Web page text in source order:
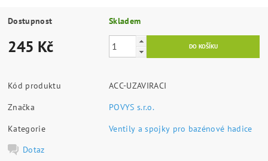
Dostupnost Skladem
245 Kč
Kód produktu
ACC-UZAVIRACI
Značka
POVYS s.r.o.
Kategorie
Ventily a spojky pro bazénové hadice
Dotaz